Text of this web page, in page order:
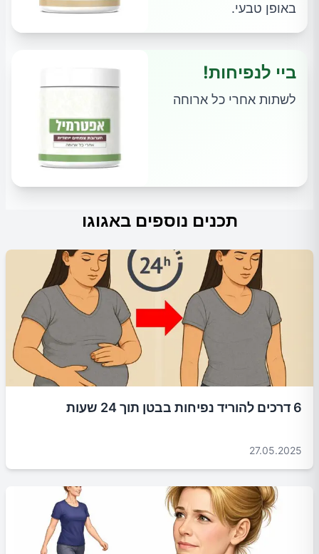
באופן טבעי.
ביי לנפיחות!
לשתות אחרי כל ארוחה
תכנים נוספים באגוגו
6 דרכים להוריד נפיחות בבטן תוך 24 שעות
27.05.2025